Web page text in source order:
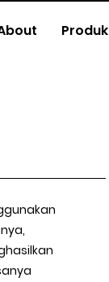
Produk